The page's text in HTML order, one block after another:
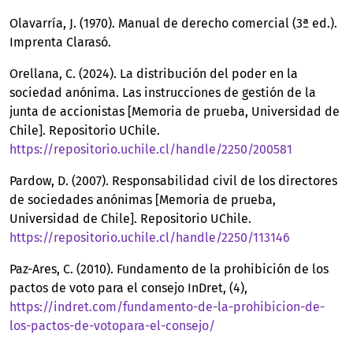
Olavarría, J. (1970). Manual de derecho comercial (3ª ed.).
Imprenta Clarasó.
Orellana, C. (2024). La distribución del poder en la
sociedad anónima. Las instrucciones de gestión de la
junta de accionistas [Memoria de prueba, Universidad de
Chile]. Repositorio UChile.
https://repositorio.uchile.cl/handle/2250/200581
Pardow, D. (2007). Responsabilidad civil de los directores
de sociedades anónimas [Memoria de prueba,
Universidad de Chile]. Repositorio UChile.
https://repositorio.uchile.cl/handle/2250/113146
Paz-Ares, C. (2010). Fundamento de la prohibición de los
pactos de voto para el consejo InDret, (4),
https://indret.com/fundamento-de-la-prohibicion-de-
los-pactos-de-votopara-el-consejo/